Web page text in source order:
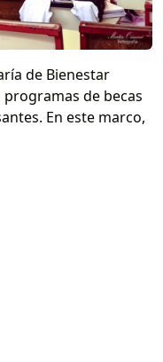
de Bienestar
de becas
En este marco,